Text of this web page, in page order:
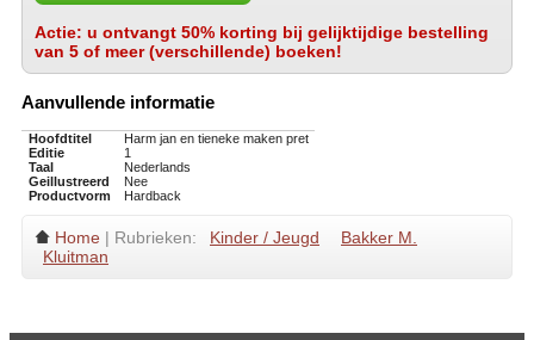
Actie: u ontvangt 50% korting bij gelijktijdige bestelling
van 5 of meer (verschillende) boeken!
Aanvullende informatie
Hoofdtitel
Harm jan en tieneke maken pret
Editie
1
Taal
Nederlands
Geillustreerd
Nee
Productvorm
Hardback
Home | Rubrieken: Kinder / Jeugd
Bakker M.
Kluitman